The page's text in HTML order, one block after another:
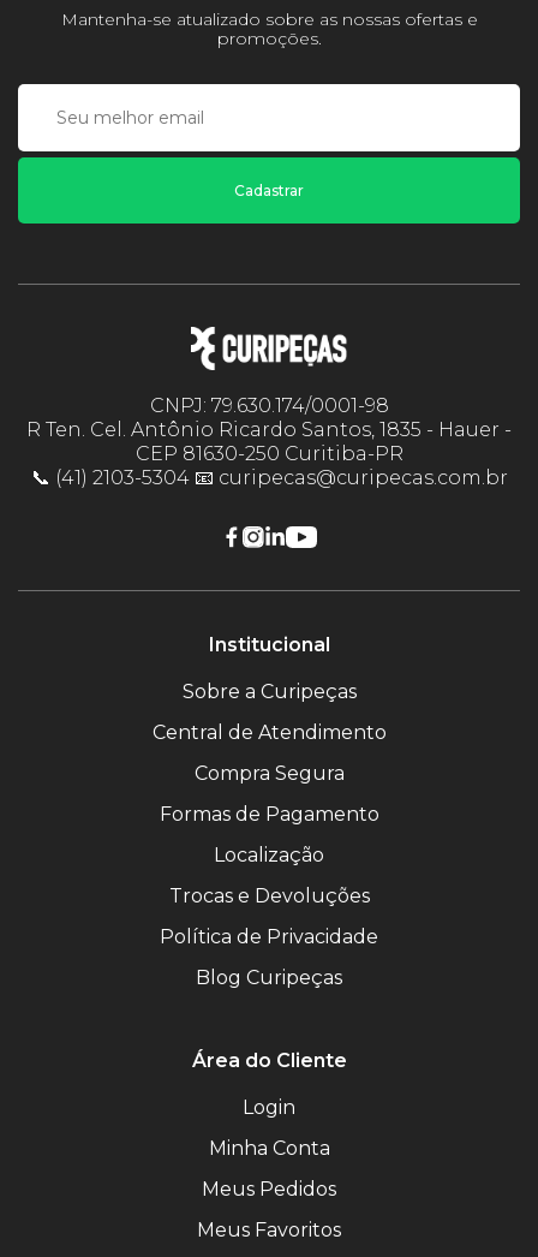
Mantenha-se atualizado sobre as nossas ofertas e
promoções.
Cadastrar
CNPJ: 79.630.174/0001-98
R Ten. Cel. Antônio Ricardo Santos, 1835 - Hauer -
CEP 81630-250 Curitiba-PR
📞 (41) 2103-5304 📧 curipecas@curipecas.com.br
Institucional
Sobre a Curipeças
Central de Atendimento
Compra Segura
Formas de Pagamento
Localização
Trocas e Devoluções
Política de Privacidade
Blog Curipeças
Área do Cliente
Login
Minha Conta
Meus Pedidos
Meus Favoritos